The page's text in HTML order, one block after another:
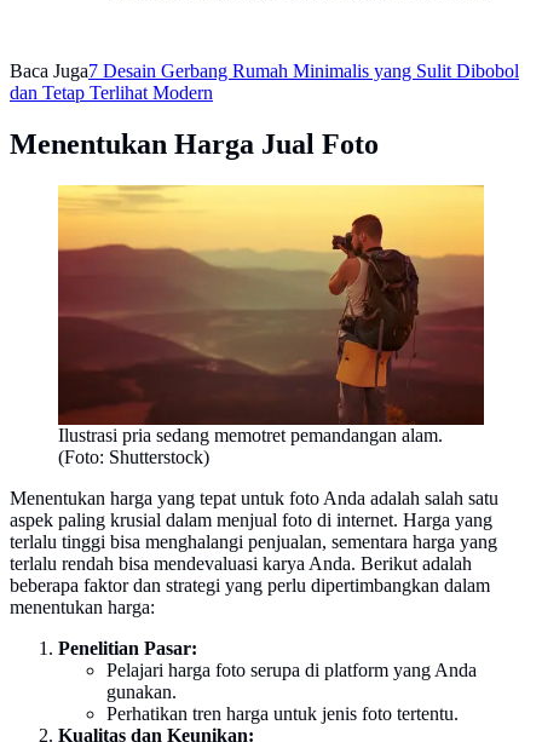
Baca Juga7 Desain Gerbang Rumah Minimalis yang Sulit Dibobol
dan Tetap Terlihat Modern
Menentukan Harga Jual Foto
Ilustrasi pria sedang memotret pemandangan alam.
(Foto: Shutterstock)
Menentukan harga yang tepat untuk foto Anda adalah salah satu
aspek paling krusial dalam menjual foto di internet. Harga yang
terlalu tinggi bisa menghalangi penjualan, sementara harga yang
terlalu rendah bisa mendevaluasi karya Anda. Berikut adalah
beberapa faktor dan strategi yang perlu dipertimbangkan dalam
menentukan harga:
Penelitian Pasar:
Pelajari harga foto serupa di platform yang Anda
gunakan.
Perhatikan tren harga untuk jenis foto tertentu.
Kualitas dan Keunikan: